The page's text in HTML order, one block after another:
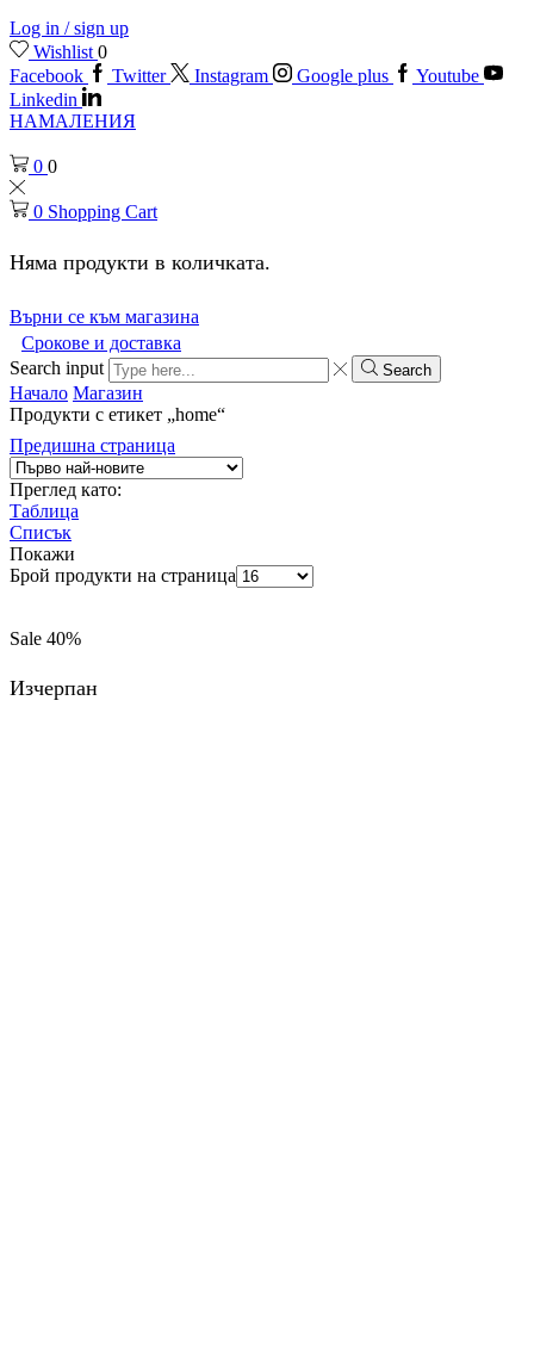
Log in / sign up
Wishlist 0
Facebook
Twitter Instagram Google plus
Youtube
Linkedin
НАМАЛЕНИЯ
0 0
0 Shopping Cart
Няма продукти в количката.
Върни се към магазина
Срокове и доставка
Search input
Search
Начало Магазин
Продукти с етикет „home“
Предишна страница
Преглед като:
Таблица
Списък
Покажи
Брой продукти на страница
Sale 40%
Изчерпан